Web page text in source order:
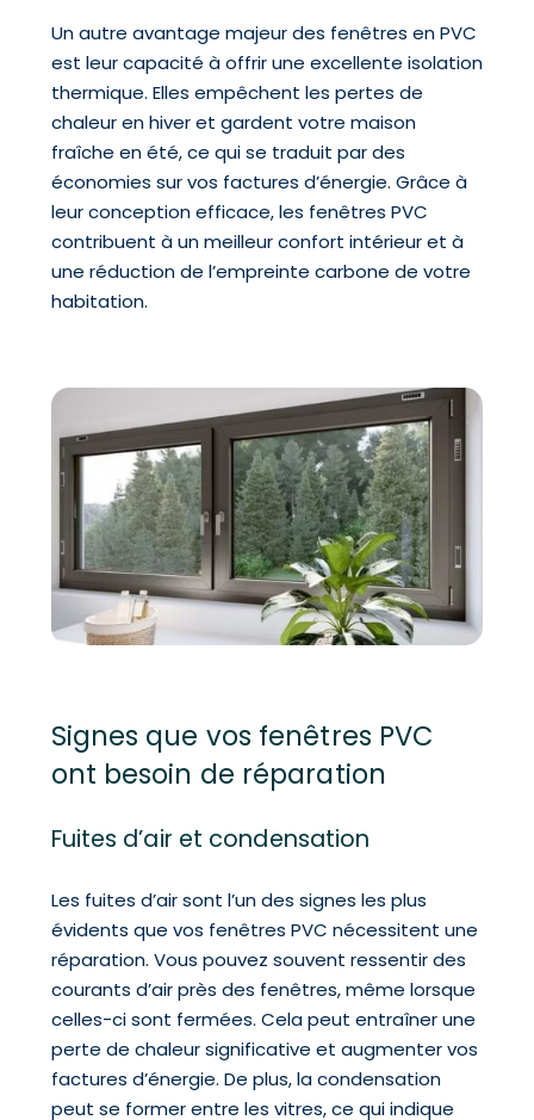
Un autre avantage majeur des fenêtres en PVC
est leur capacité à offrir une excellente isolation
thermique. Elles empêchent les pertes de
chaleur en hiver et gardent votre maison
fraîche en été, ce qui se traduit par des
économies sur vos factures d’énergie. Grâce à
leur conception efficace, les fenêtres PVC
contribuent à un meilleur confort intérieur et à
une réduction de l’empreinte carbone de votre
habitation.
Signes que vos fenêtres PVC
ont besoin de réparation
Fuites d’air et condensation
Les fuites d’air sont l’un des signes les plus
évidents que vos fenêtres PVC nécessitent une
réparation. Vous pouvez souvent ressentir des
courants d’air près des fenêtres, même lorsque
celles-ci sont fermées. Cela peut entraîner une
perte de chaleur significative et augmenter vos
factures d’énergie. De plus, la condensation
peut se former entre les vitres, ce qui indique